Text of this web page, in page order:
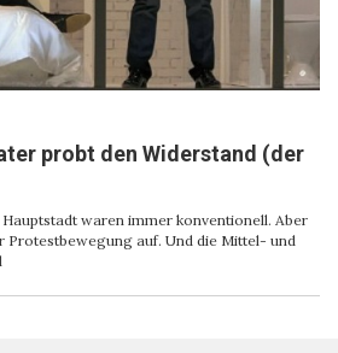
probt den Widerstand (der
waren immer konventionell. Aber
Protestbewegung auf. Und die Mittel- und